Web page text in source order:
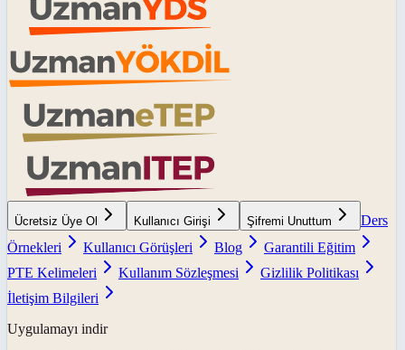
Ücretsiz Üye Ol Kullanıcı Girişi Şifremi Unuttum
Ders
Örnekleri
Kullanıcı Görüşleri Blog
Garantili Eğitim
PTE Kelimeleri
Kullanım Sözleşmesi
Gizlilik Politikası
İletişim Bilgileri
Uygulamayı indir